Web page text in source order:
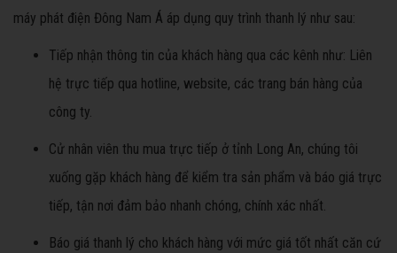
máy phát điện Đông Nam Á áp dụng quy trình thanh lý như sau:
Tiếp nhận thông tin của khách hàng qua các kênh như: Liên
hệ trực tiếp qua hotline, website, các trang bán hàng của
công ty.
Cử nhân viên thu mua trực tiếp ở tỉnh Long An, chúng tôi
xuống gặp khách hàng để kiểm tra sản phẩm và báo giá trực
tiếp, tận nơi đảm bảo nhanh chóng, chính xác nhất.
Báo giá thanh lý cho khách hàng với mức giá tốt nhất căn cứ